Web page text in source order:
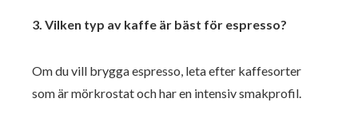
3. Vilken typ av kaffe är bäst för espresso?
Om du vill brygga espresso, leta efter kaffesorter
som är mörkrostat och har en intensiv smakprofil.